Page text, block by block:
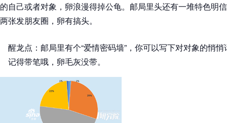
的自己或者对象，卵浪漫得掉公龟。邮局里头还有一堆特色明
两张发朋友圈，卵有搞头。
醒龙点：邮局里有个“爱情密码墙”，你可以写下对对象的悄
记得带笔哦，卵毛灰没带。